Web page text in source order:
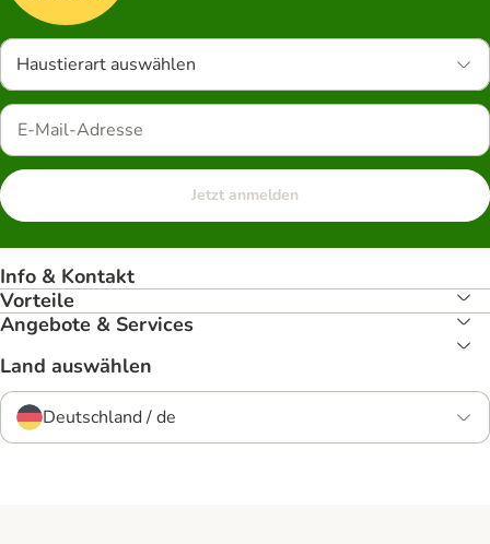
Haustierart auswählen
Jetzt anmelden
Info & Kontakt
Vorteile
Angebote & Services
Land auswählen
Deutschland / de